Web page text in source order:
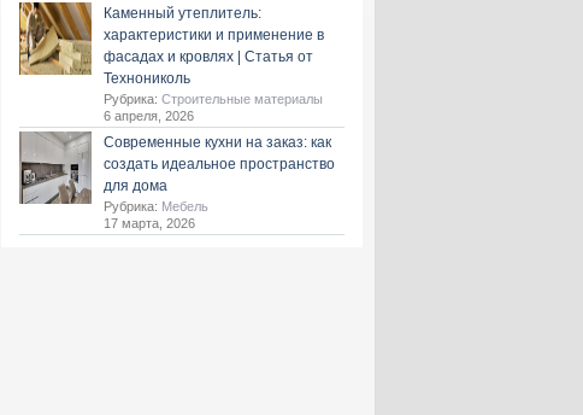
Каменный утеплитель:
характеристики и применение в
фасадах и кровлях | Статья от
Технониколь
Рубрика: Строительные материалы
6 апреля, 2026
Современные кухни на заказ: как
создать идеальное пространство
для дома
Рубрика: Мебель
17 марта, 2026